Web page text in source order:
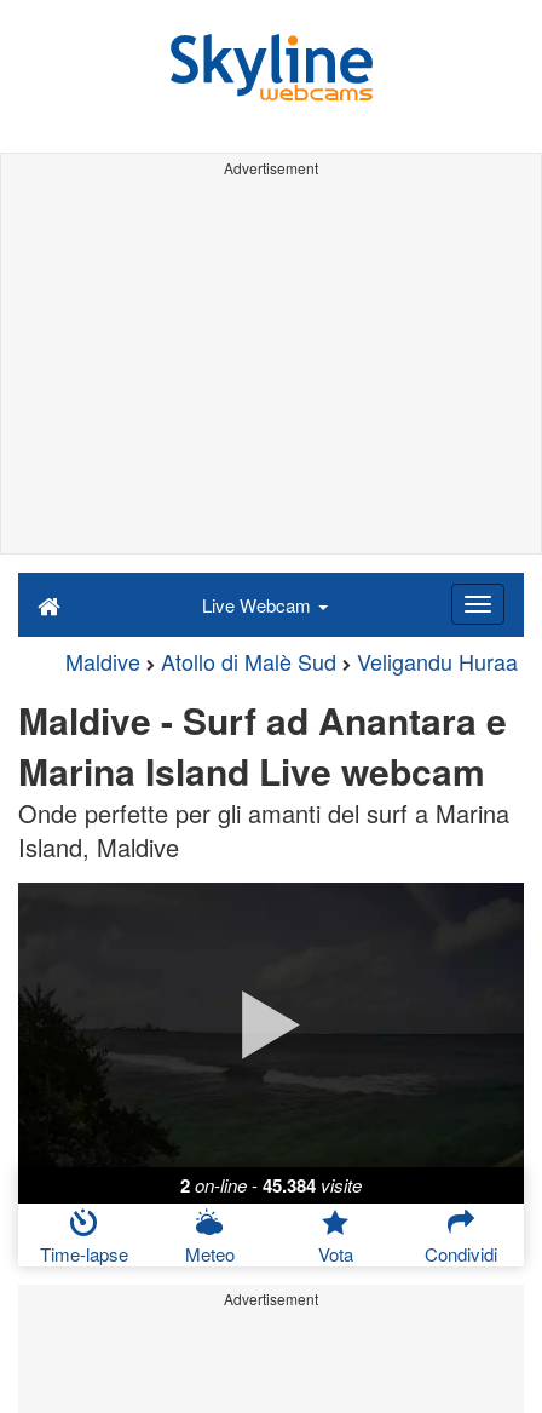
Advertisement
Live Webcam
Maldive Atollo di Malè Sud Veligandu Huraa
Maldive - Surf ad Anantara e
Marina Island Live webcam
Onde perfette per gli amanti del surf a Marina
Island, Maldive
2on-line-45.384 visite
Time-lapse Meteo Vota Condividi
Advertisement